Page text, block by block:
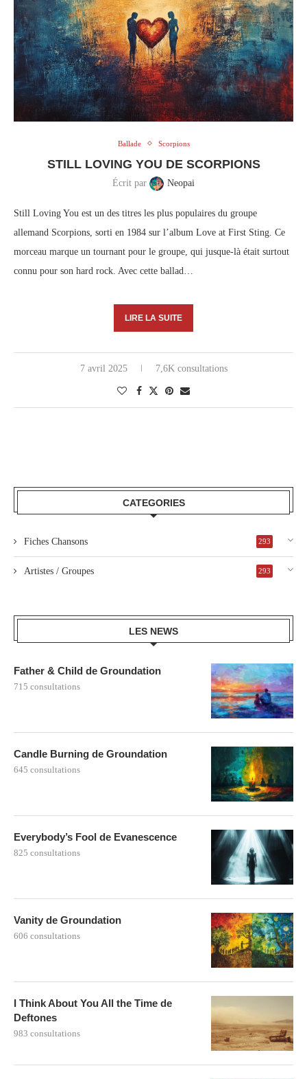
Ballade Scorpions
STILL LOVING YOU DE SCORPIONS
Écrit par Neopai
Still Loving You est un des titres les plus populaires du groupe
allemand Scorpions, sorti en 1984 sur l’album Love at First Sting. Ce
morceau marque un tournant pour le groupe, qui jusque-là était surtout
connu pour son hard rock. Avec cette ballad…
LIRE LA SUITE
7 avril 2025 7,6K consultations
CATEGORIES
Fiches Chansons 293
Artistes / Groupes 293
LES NEWS
Father & Child de Groundation
715 consultations
Candle Burning de Groundation
645 consultations
Everybody’s Fool de Evanescence
825 consultations
Vanity de Groundation
606 consultations
I Think About You All the Time de
Deftones
983 consultations